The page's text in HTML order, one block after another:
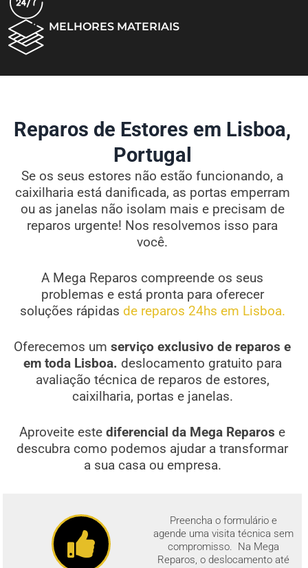
MELHORES MATERIAIS
Reparos de Estores em Lisboa,
Portugal
Se os seus estores não estão funcionando, a
caixilharia está danificada, as portas emperram
ou as janelas não isolam mais e precisam de
reparos urgente! Nos resolvemos isso para
você.
A Mega Reparos compreende os seus
problemas e está pronta para oferecer
soluções rápidas de reparos 24hs em Lisboa.
Oferecemos um serviço exclusivo de reparos e
em toda Lisboa. deslocamento gratuito para
avaliação técnica de reparos de estores,
caixilharia, portas e janelas.
Aproveite estediferencial da Mega Reparos e
descubra como podemos ajudar a transformar
a sua casa ou empresa.
Preencha o formulário e
agende uma visita técnica sem
compromisso. Na Mega
Reparos, o deslocamento até